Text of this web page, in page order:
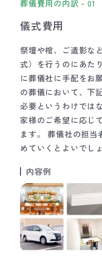
内容例
葬儀費用の内訳 - 01
儀式費用
祭壇や棺、ご遺影な
式）を行うのにあた
に葬儀社に手配をお
の葬儀において、下
必要というわけでは
家様のご希望に応じ
ます。 葬儀社の担
めていくとよいでし